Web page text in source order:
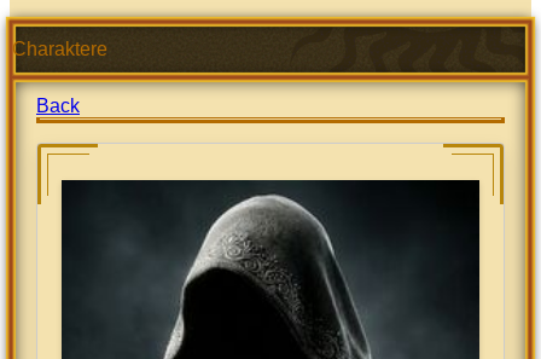
Charaktere
Back